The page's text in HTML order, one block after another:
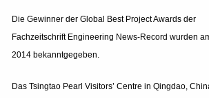
KARRIERE
KONTAKT
Die Gewinner der Global Best Project Awards der
Fachzeitschrift Engineering News-Record wurden
2014 bekanntgegeben.
Das Tsingtao Pearl Visitors’ Centre in Qingdao,